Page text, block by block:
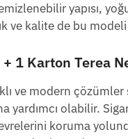
yapısı,
ve kalite de bu
1 Karton Terea
ve modern çözümler
yardımcı olabilir.
koruma